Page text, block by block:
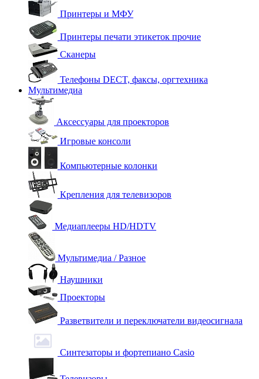
Принтеры и МФУ
Принтеры печати этикеток прочие
Сканеры
Телефоны DECT, факсы, оргтехника
Мультимедиа
Аксессуары для проекторов
Игровые консоли
Компьютерные колонки
Крепления для телевизоров
Медиаплееры HD/HDTV
Мультимедиа / Разное
Наушники
Проекторы
Разветвители и переключатели видеосигнала
Синтезаторы и фортепиано Casio